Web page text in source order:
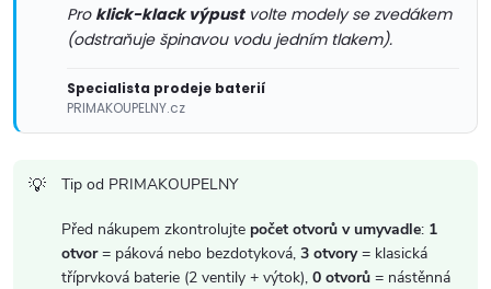
ý
p
Pro klick-klack výpustvolte modely se zvedákem
(odstraňuje špinavou vodu jedním tlakem).
Specialista prodeje baterií
PRIMAKOUPELNY.cz
Tip od PRIMAKOUPELNY
Před nákupem zkontrolujte počet otvorů v umyvadle: 1
otvor= páková nebo bezdotyková, 3 otvory= klasická
tříprvková baterie (2 ventily + výtok), 0 otvorů = nástěnná